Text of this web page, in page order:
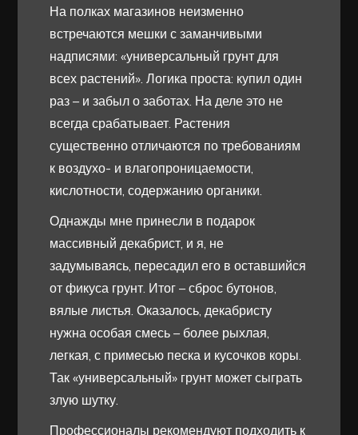
На полках магазинов неизменно
встречаются мешки с заманчивыми
надписями: «универсальный грунт для
всех растений». Логика проста: купил один
раз – и забыл о заботах. На деле это не
всегда срабатывает. Растения
существенно отличаются по требованиям
к воздухо- и влагопроницаемости,
кислотности, содержанию органики.
Однажды мне принесли в подарок
массивный декабрист, и я, не
задумываясь, пересадил его в оставшийся
от фикуса грунт. Итог – сброс бутонов,
вялые листья. Оказалось, декабристу
нужна особая смесь – более рыхлая,
легкая, с примесью песка и кусочков коры.
Так «универсальный» грунт может сыграть
злую шутку.
Профессионалы рекомендуют подходить к